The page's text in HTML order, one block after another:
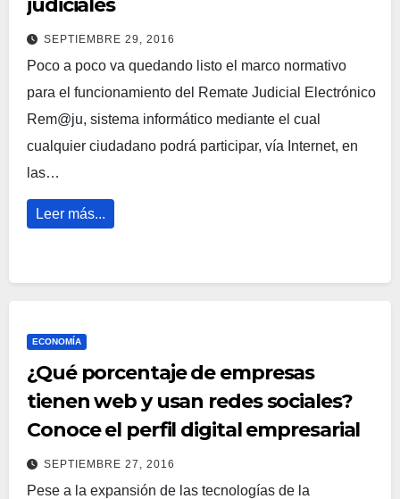
judiciales
SEPTIEMBRE 29, 2016
Poco a poco va quedando listo el marco normativo
para el funcionamiento del Remate Judicial Electrónico
Rem@ju, sistema informático mediante el cual
cualquier ciudadano podrá participar, vía Internet, en
las…
Leer más...
ECONOMÍA
¿Qué porcentaje de empresas
tienen web y usan redes sociales?
Conoce el perfil digital empresarial
SEPTIEMBRE 27, 2016
Pese a la expansión de las tecnologías de la